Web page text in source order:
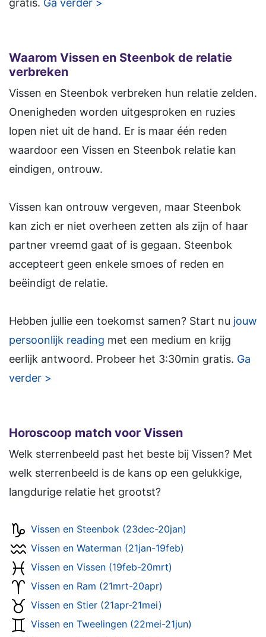
gratis. Ga verder >
Waarom Vissen en Steenbok de relatie
verbreken
Vissen en Steenbok verbreken hun relatie zelden.
Onenigheden worden uitgesproken en ruzies
lopen niet uit de hand. Er is maar één reden
waardoor een Vissen en Steenbok relatie kan
eindigen, ontrouw.
Vissen kan ontrouw vergeven, maar Steenbok
kan zich er niet overheen zetten als zijn of haar
partner vreemd gaat of is gegaan. Steenbok
accepteert geen enkele smoes of reden en
beëindigt de relatie.
Hebben jullie een toekomst samen? Start nu jouw
persoonlijk reading met een medium en krijg
eerlijk antwoord. Probeer het 3:30min gratis. Ga
verder >
Horoscoop match voor Vissen
Welk sterrenbeeld past het beste bij Vissen? Met
welk sterrenbeeld is de kans op een gelukkige,
langdurige relatie het grootst?
Vissen en Steenbok (23dec-20jan)
Vissen en Waterman (21jan-19feb)
Vissen en Vissen (19feb-20mrt)
Vissen en Ram (21mrt-20apr)
Vissen en Stier (21apr-21mei)
Vissen en Tweelingen (22mei-21jun)